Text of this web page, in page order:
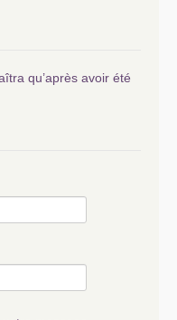
qu’après avoir été